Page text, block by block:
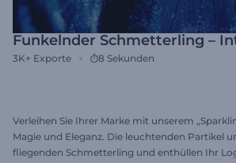
Funkelnder Schmetterling –
3K+ Exporte 8 Sekunden
Verleihen Sie Ihrer Marke mit unserem
Magie und Eleganz. Die leuchtenden Partikel
fliegenden Schmetterling und enthüllen Ihr